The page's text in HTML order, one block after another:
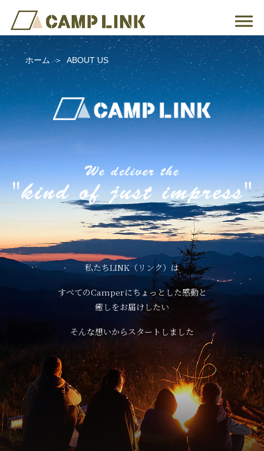
ホーム ABOUT US
私たちLINK（リンク）は
すべてのCamperにちょっとした感動と
癒しをお届けしたい
そんな想いからスタートしました